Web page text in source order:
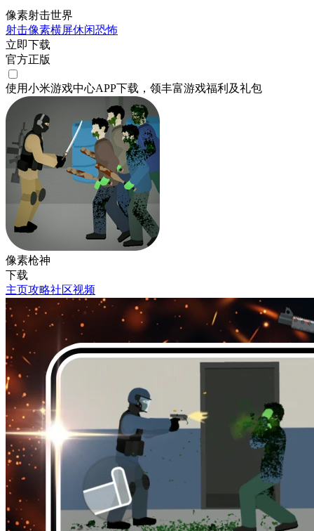
像素射击世界
射击像素横屏休闲恐怖
立即下载
官方正版
使用小米游戏中心APP下载 ，领丰富游戏福利 及礼包
像素枪神
下载
主页攻略社区视频